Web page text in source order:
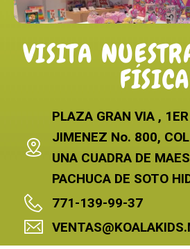
VISITA
FÍSICA
PLAZA GRAN VIA ,
JIMENEZ No. 800,
UNA CUADRA DE
PACHUCA DE SOTO
771-139-99-37